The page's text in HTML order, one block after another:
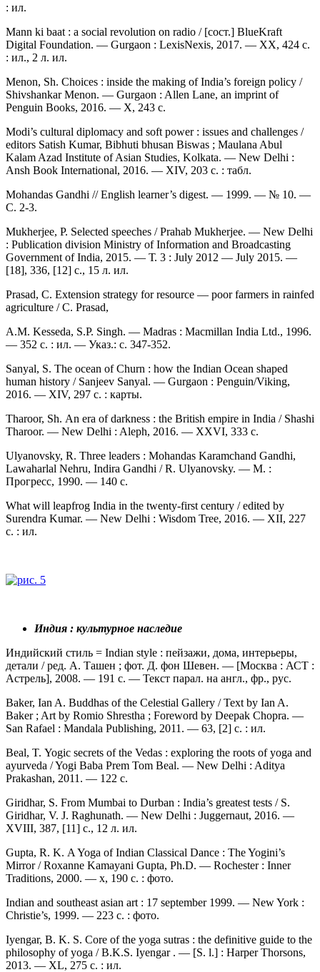
: ил.
Mann ki baat : a social revolution on radio / [сост.] BlueKraft
Digital Foundation. — Gurgaon : LexisNexis, 2017. — XX, 424 c.
: ил., 2 л. ил.
Menon, Sh. Choices : inside the making of India’s foreign policy /
Shivshankar Menon. — Gurgaon : Allen Lane, an imprint of
Penguin Books, 2016. — X, 243 c.
Modi’s cultural diplomacy and soft power : issues and challenges /
editors Satish Kumar, Bibhuti bhusan Biswas ; Maulana Abul
Kalam Azad Institute of Asian Studies, Kolkata. — New Delhi :
Ansh Book International, 2016. — XIV, 203 c. : табл.
Mohandas Gandhi // English learner’s digest. — 1999. — № 10. —
С. 2-3.
Mukherjee, P. Selected speeches / Prahab Mukherjee. — New Delhi
: Publication division Ministry of Information and Broadcasting
Government of India, 2015. — Т. 3 : July 2012 — July 2015. —
[18], 336, [12] c., 15 л. ил.
Prasad, C. Extension strategy for resource — poor farmers in rainfed
agriculture / C. Prasad,
A.M. Kesseda, S.P. Singh. — Madras : Macmillan India Ltd., 1996.
— 352 с. : ил. — Указ.: с. 347-352.
Sanyal, S. The ocean of Сhurn : how the Indian Ocean shaped
human history / Sanjeev Sanyal. — Gurgaon : Penguin/Viking,
2016. — XIV, 297 c. : карты.
Tharoor, Sh. An era of darkness : the British empire in India / Shashi
Tharoor. — New Delhi : Aleph, 2016. — XXVI, 333 c.
Ulyanovsky, R. Three leaders : Mohandas Karamchand Gandhi,
Lawaharlal Nehru, Indira Gandhi / R. Ulyanovsky. — М. :
Прогресс, 1990. — 140 с.
What will leapfrog India in the twenty-first century / edited by
Surendra Kumar. — New Delhi : Wisdom Tree, 2016. — XII, 227
c. : ил.
Индия : культурное наследие
Индийский стиль = Indian style : пейзажи, дома, интерьеры,
детали / ред. А. Ташен ; фот. Д. фон Шевен. — [Москва : АСТ :
Астрель], 2008. — 191 с. — Текст парал. на англ., фр., рус.
Baker, Ian A. Buddhas of the Celestial Gallery / Text by Ian A.
Baker ; Art by Romio Shrestha ; Foreword by Deepak Chopra. —
San Rafael : Mandala Publishing, 2011. — 63, [2] с. : ил.
Beal, T. Yogic secrets of the Vedas : exploring the roots of yoga and
ayurveda / Yogi Baba Prem Tom Beal. — New Delhi : Aditya
Prakashan, 2011. — 122 c.
Giridhar, S. From Mumbai to Durban : India’s greatest tests / S.
Giridhar, V. J. Raghunath. — New Delhi : Juggernaut, 2016. —
XVIII, 387, [11] c., 12 л. ил.
Gupta, R. K. A Yoga of Indian Classical Dance : The Yogini’s
Mirror / Roxanne Kamayani Gupta, Ph.D. — Rochester : Inner
Traditions, 2000. — x, 190 с. : фото.
Indian and southeast asian art : 17 september 1999. — New York :
Christie’s, 1999. — 223 с. : фото.
Iyengar, B. K. S. Core of the yoga sutras : the definitive guide to the
philosophy of yoga / B.K.S. Iyengar . — [S. l.] : Harper Thorsons,
2013. — XL, 275 c. : ил.